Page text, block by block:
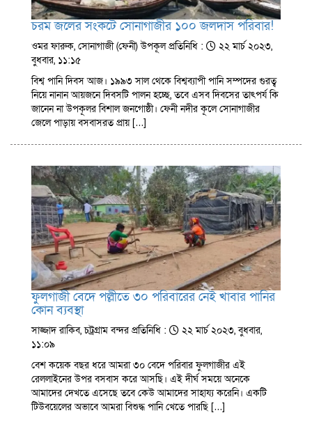
চরম জলের সংকটে সোনাগাজীর ১০০ জলদাস পরিবার!
ওমর ফারুক, সোনাগাজী (ফেনী) উপকূল প্রতিনিধি :
২২ মার্চ ২০২৩,
বুধবার, ১১:১৫
বিশ্ব পানি দিবস আজ। ১৯৯৩ সাল থেকে বিশ্বব্যাপী পানি সম্পদের গুরত্ব
নিয়ে নানান আয়জনে দিবসটি পালন হচ্ছে, তবে এসব দিবসের তাৎপর্য কি
জানেন না উপকূলর বিশাল জনগোষ্ঠী। ফেনী নদীর কূলে সোনাগাজীর
জেলে পাড়ায় বসবাসরত প্রায় […]
ফুলগাজী বেদে পল্লীতে ৩০ পরিবারের নেই খাবার পানির
কোন ব্যবস্থা
সাজ্জাদ রাকিব, চট্রগ্রাম বন্দর প্রতিনিধি :
২২ মার্চ ২০২৩, বুধবার,
১১:০৯
বেশ কয়েক বছর ধরে আমরা ৩০ বেদে পরিবার ফুলগাজীর এই
রেললাইনের উপর বসবাস করে আসছি। এই দীর্ঘ সময়ে অনেকে
আমাদের দেখতে এসেছে তবে কেউ আমাদের সাহায্য করেনি। একটি
টিউবয়েলের অভাবে আমরা বিশুদ্ধ পানি খেতে পারছি […]